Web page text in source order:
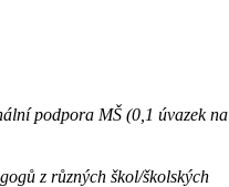
podpora MŠ (0,1 úvazek na
z různých škol/školských